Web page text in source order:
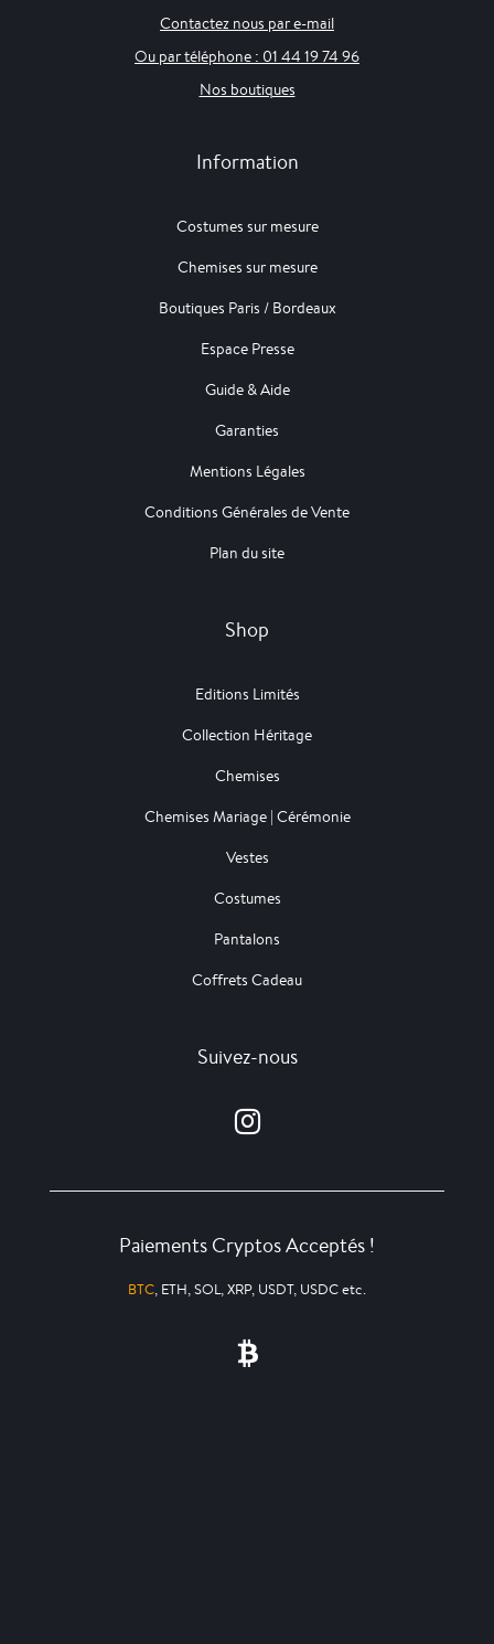
Contactez nous par e-mail
Ou par téléphone : 01 44 19 74 96
Nos boutiques
Information
Costumes sur mesure
Chemises sur mesure
Boutiques Paris / Bordeaux
Espace Presse
Guide & Aide
Garanties
Mentions Légales
Conditions Générales de Vente
Plan du site
Shop
Editions Limités
Collection Héritage
Chemises
Chemises Mariage | Cérémonie
Vestes
Costumes
Pantalons
Coffrets Cadeau
Suivez-nous
Paiements Cryptos Acceptés !
BTC, ETH, SOL, XRP, USDT, USDC etc.